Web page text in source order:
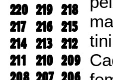
220 219 218
217 216 215
214 213 212
211 210 209